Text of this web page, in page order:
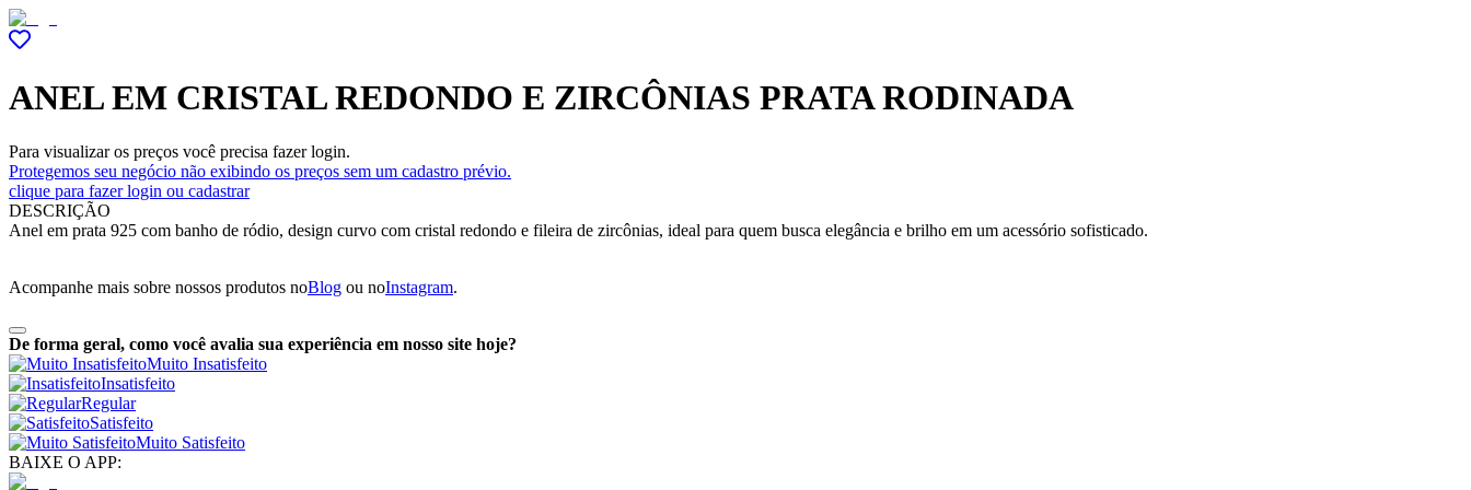
ANEL EM CRISTAL REDONDO E ZIRCÔNIAS PRATA RODINADA
Para visualizar os preços você precisa fazer login.
Protegemos seu negócio não exibindo os preços sem um cadastro prévio.
clique para fazer login ou cadastrar
DESCRIÇÃO
Anel em prata 925 com banho de ródio, design curvo com cristal redondo e fileira de zircônias, ideal para quem busca elegância e brilho em um acessório sofisticado.
Acompanhe mais sobre nossos produtos noBlog ou noInstagram.
De forma geral, como você avalia sua experiência em nosso site hoje?
Muito Insatisfeito
Insatisfeito
Regular
Satisfeito
Muito Satisfeito
BAIXE O APP: